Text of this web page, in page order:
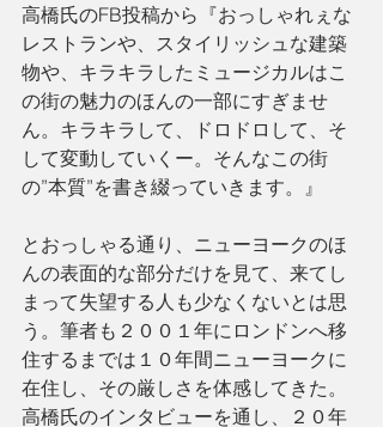
高橋氏のFB投稿から『おっしゃれぇな
レストランや、スタイリッシュな建築
物や、キラキラしたミュージカルはこ
の街の魅力のほんの一部にすぎませ
ん。キラキラして、ドロドロして、そ
して変動していくー。そんなこの街
の”本質”を書き綴っていきます。』
とおっしゃる通り、ニューヨークのほ
んの表面的な部分だけを見て、来てし
まって失望する人も少なくないとは思
う。筆者も２００１年にロンドンへ移
住するまでは１０年間ニューヨークに
在住し、その厳しさを体感してきた。
高橋氏のインタビューを通し、２０年